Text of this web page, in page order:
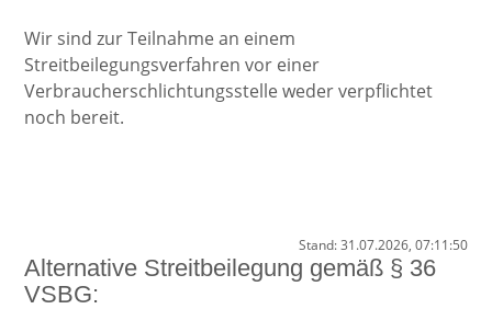
Wir sind zur Teilnahme an einem
Streitbeilegungsverfahren vor einer
Verbraucherschlichtungsstelle weder verpflichtet
noch bereit.
Stand: 31.07.2026, 07:11:50
Alternative Streitbeilegung gemäß § 36
VSBG: